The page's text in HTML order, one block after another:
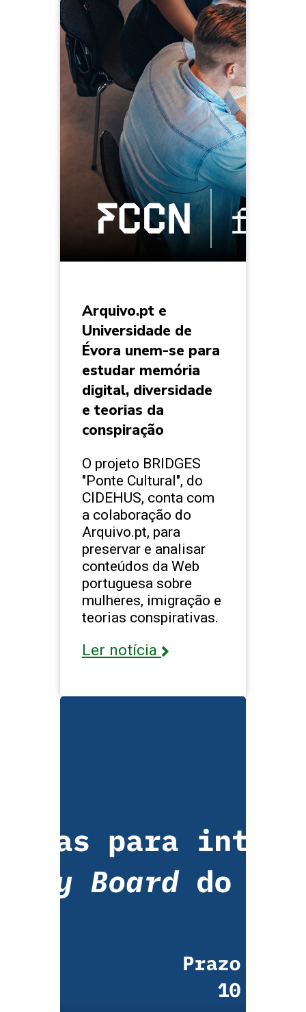
Arquivo.pt e
Universidade de
Évora unem-se para
estudar memória
digital, diversidade
e teorias da
conspiração
O projeto BRIDGES
"Ponte Cultural", do
CIDEHUS, conta com
a colaboração do
Arquivo.pt, para
preservar e analisar
conteúdos da Web
portuguesa sobre
mulheres, imigração e
teorias conspirativas.
Ler notícia